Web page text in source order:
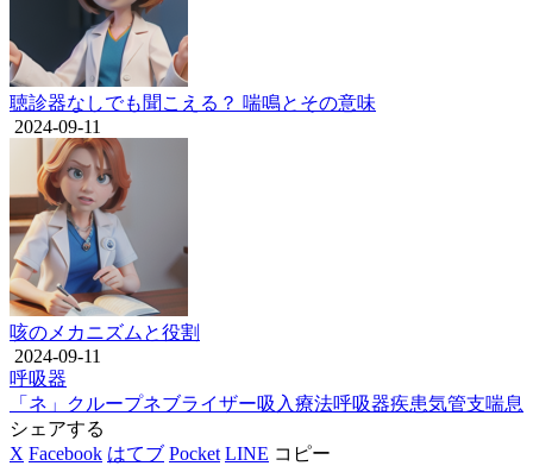
聴診器なしでも聞こえる？ 喘鳴とその意味
2024-09-11
咳のメカニズムと役割
2024-09-11
呼吸器
「ネ」
クループネブライザー吸入療法呼吸器疾患気管支喘息
シェアする
X Facebook はてブ Pocket LINE コピー